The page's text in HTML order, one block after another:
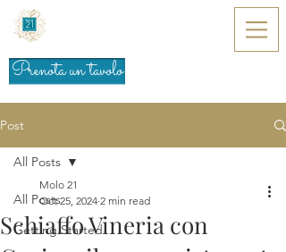
Prenota un tavolo
Post
All Posts
Getting Started
All Posts
Schiaffo Vineria con
Molo 21
Oct 25, 2024 2 min read